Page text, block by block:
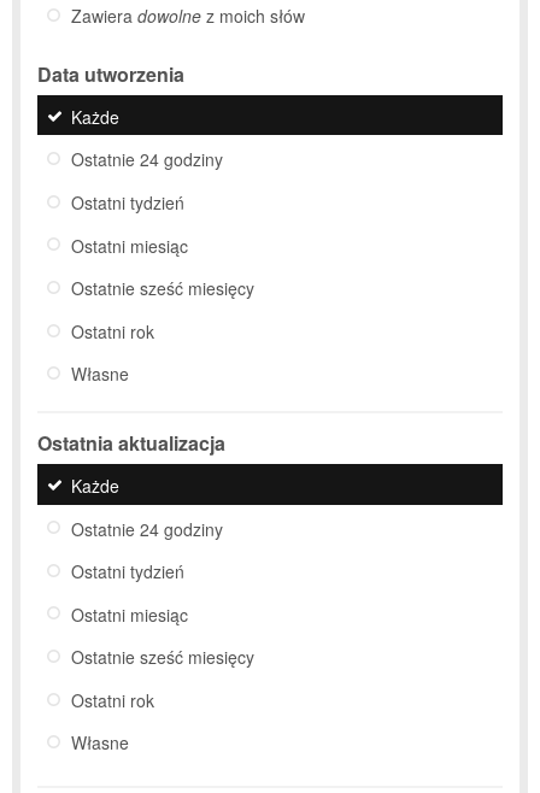
Zawiera dowolne z moich słów
Data utworzenia
Każde
Ostatnie 24 godziny
Ostatni tydzień
Ostatni miesiąc
Ostatnie sześć miesięcy
Ostatni rok
Własne
Ostatnia aktualizacja
Każde
Ostatnie 24 godziny
Ostatni tydzień
Ostatni miesiąc
Ostatnie sześć miesięcy
Ostatni rok
Własne